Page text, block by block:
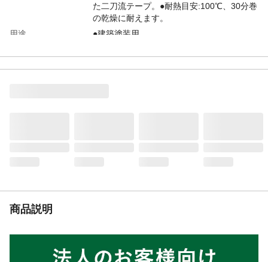
た二刀流テープ。●耐熱目安:100℃、30分巻
の乾燥に耐えます。
用途
●建築塗装用。
商品説明